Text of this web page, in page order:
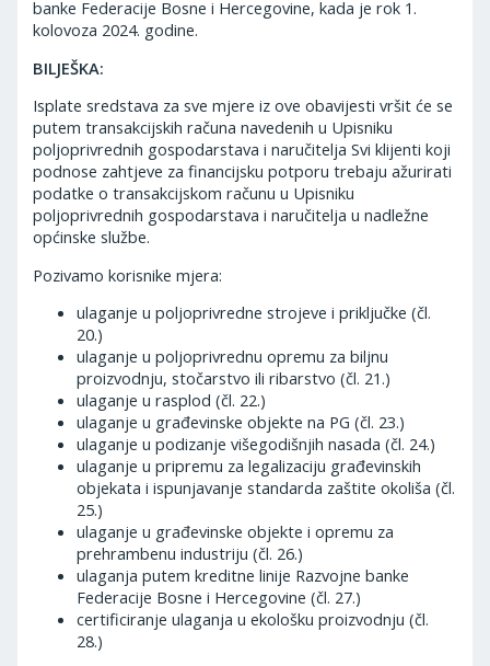
banke Federacije Bosne i Hercegovine, kada je rok 1.
kolovoza 2024. godine.
BILJEŠKA:
Isplate sredstava za sve mjere iz ove obavijesti vršit će se
putem transakcijskih računa navedenih u Upisniku
poljoprivrednih gospodarstava i naručitelja Svi klijenti koji
podnose zahtjeve za financijsku potporu trebaju ažurirati
podatke o transakcijskom računu u Upisniku
poljoprivrednih gospodarstava i naručitelja u nadležne
općinske službe.
Pozivamo korisnike mjera:
ulaganje u poljoprivredne strojeve i priključke (čl.
20.)
ulaganje u poljoprivrednu opremu za biljnu
proizvodnju, stočarstvo ili ribarstvo (čl. 21.)
ulaganje u rasplod (čl. 22.)
ulaganje u građevinske objekte na PG (čl. 23.)
ulaganje u podizanje višegodišnjih nasada (čl. 24.)
ulaganje u pripremu za legalizaciju građevinskih
objekata i ispunjavanje standarda zaštite okoliša (čl.
25.)
ulaganje u građevinske objekte i opremu za
prehrambenu industriju (čl. 26.)
ulaganja putem kreditne linije Razvojne banke
Federacije Bosne i Hercegovine (čl. 27.)
certificiranje ulaganja u ekološku proizvodnju (čl.
28.)